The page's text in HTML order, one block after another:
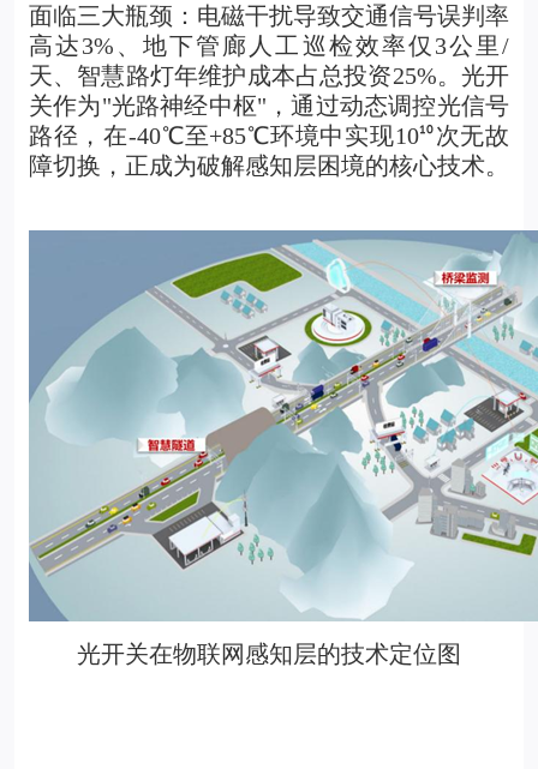
面临三大瓶颈：电磁干扰导致交通信号误判率
高达3%、地下管廊人工巡检效率仅3公里/
天、智慧路灯年维护成本占总投资25%。 光开
关作为"光路神经中枢"，通过动态调控光信号
路径，在-40℃至+85℃环境中实现10¹⁰次无故
障切换，正成为破解感知层困境的核心技术。
光开关在物联网感知层的技术定位图